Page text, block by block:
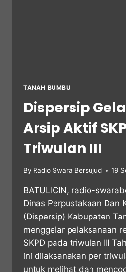
TANAH BUMBU
Dispersip
Arsip Aktif
Triwulan III
By Radio Swara Bersujud 19
BATULICIN, radio-
Dinas Perpustakaan Dan
(Dispersip) Kabupaten
menggelar pelaksanaan
SKPD pada triwulan III
ini dilaksanakan per
untuk melihat dan